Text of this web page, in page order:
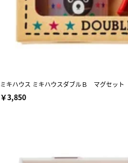
ミキハウス ミキハウスダブルＢ マグセット
￥3,850